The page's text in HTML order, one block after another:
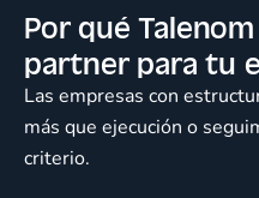
Por qué
partner para tu
Las empresas con
más que ejecución o
criterio.